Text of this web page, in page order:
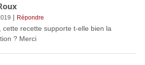
| Répondre
cette recette supporte t-elle bien la
? Merci